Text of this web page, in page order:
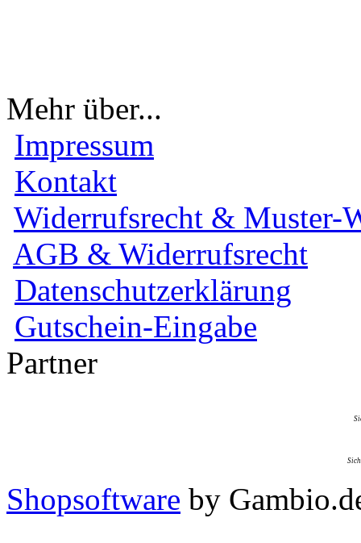
Mehr über...
Impressum
Kontakt
Widerrufsrecht & Muster-
AGB & Widerrufsrecht
Datenschutzerklärung
Gutschein-Eingabe
Partner
Shopsoftware by